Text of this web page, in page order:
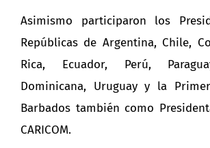
Asimismo participaron los
Repúblicas de Argentina, Chile,
Rica, Ecuador, Perú,
Dominicana, Uruguay y la
Barbados también como
CARICOM.